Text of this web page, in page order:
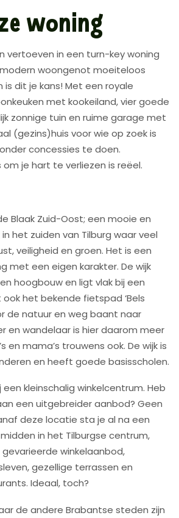
woning
vertoeven in een turn-key woning
woongenot moeiteloos
is dit je kans! Met een royale
met kookeiland, vier goede
zonnige tuin en ruime garage met
(gezins)huis voor wie op zoek is
concessies te doen.
om je hart te verliezen is reëel.
Blaak Zuid-Oost; een mooie en
in het zuiden van Tilburg waar veel
veiligheid en groen. Het is een
met een eigen karakter. De wijk
hoogbouw en ligt vlak bij een
het bekende fietspad ‘Bels
de natuur en weg baant naar
en wandelaar is hier daarom meer
en mama’s trouwens ook. De wijk is
en heeft goede basisscholen.
een kleinschalig winkelcentrum. Heb
een uitgebreider aanbod? Geen
deze locatie sta je al na een
in het Tilburgse centrum,
winkelaanbod,
gezellige terrassen en
Ideaal, toch?
de andere Brabantse steden zijn